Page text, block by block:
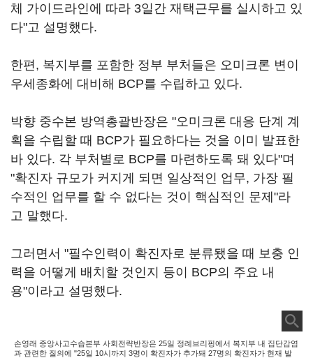
체 가이드라인에 따라 3일간 재택근무를 실시하고 있
다"고 설명했다.
한편, 복지부를 포함한 정부 부처들은 오미크론 변이
우세종화에 대비해 BCP를 수립하고 있다.
박향 중수본 방역총괄반장은 "오미크론 대응 단계 계
획을 수립할 때 BCP가 필요하다는 것을 이미 발표한
바 있다. 각 부처별로 BCP를 마련하도록 돼 있다"며
"확진자 규모가 커지게 되면 일상적인 업무, 가장 필
수적인 업무를 할 수 없다는 것이 핵심적인 문제"라
고 말했다.
그러면서 "필수인력이 확진자로 분류됐을 때 보충 인
력을 어떻게 배치할 것인지 등이 BCP의 주요 내
용"이라고 설명했다.
손영래 중앙사고수습본부 사회전략반장은 25일 정례브리핑에서 복지부 내 집단감염
과 관련한 질의에 "25일 10시까지 3명이 확진자가 추가돼 27명의 확진자가 현재 발